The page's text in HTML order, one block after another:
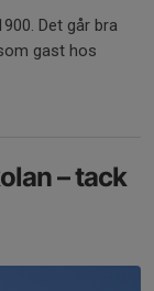
Det går bra
gast hos
– tack